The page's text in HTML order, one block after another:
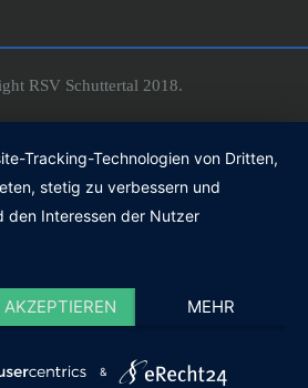
RSV Schuttertal 2018.
Tracking-Technologien von Dritten,
stetig zu verbessern und
den Interessen der Nutzer
AKZEPTIEREN MEHR
&